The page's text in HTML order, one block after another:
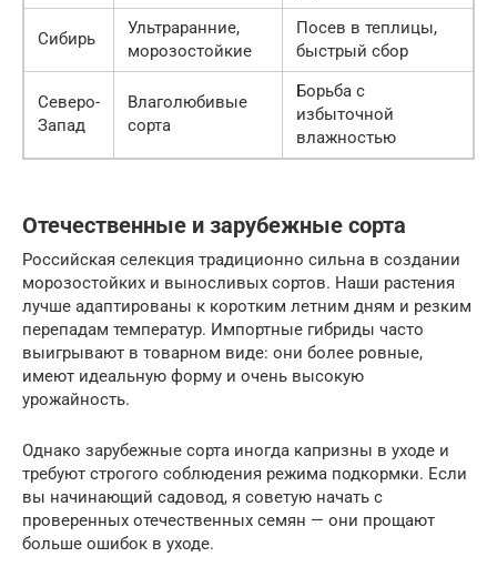
Сибирь
Ультраранние,
морозостойкие
Посев в теплицы,
быстрый сбор
Северо-
Запад
Влаголюбивые
сорта
Борьба с
избыточной
влажностью
Отечественные и зарубежные сорта
Российская селекция традиционно сильна в создании
морозостойких и выносливых сортов. Наши растения
лучше адаптированы к коротким летним дням и резким
перепадам температур. Импортные гибриды часто
выигрывают в товарном виде: они более ровные,
имеют идеальную форму и очень высокую
урожайность.
Однако зарубежные сорта иногда капризны в уходе и
требуют строгого соблюдения режима подкормки. Если
вы начинающий садовод, я советую начать с
проверенных отечественных семян — они прощают
больше ошибок в уходе.